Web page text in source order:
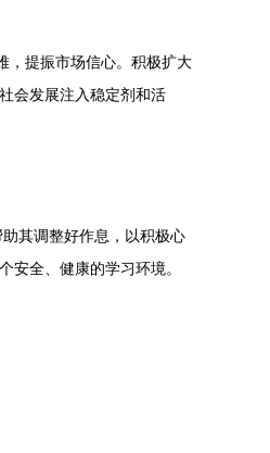
，提振市场信心。积极扩大
会发展注入稳定剂和活
其调整好作息，以积极心
安全、健康的学习环境。